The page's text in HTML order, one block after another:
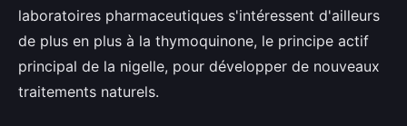
laboratoires pharmaceutiques s'intéressent d'ailleurs
de plus en plus à la thymoquinone, le principe actif
principal de la nigelle, pour développer de nouveaux
traitements naturels.